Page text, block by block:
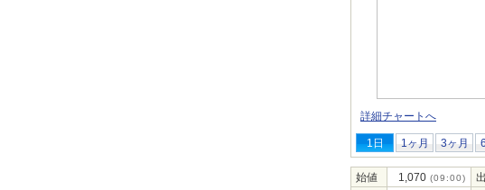
詳細チャートへ
1日 1ヶ月 3ヶ月
始値 1,070 (09:00)